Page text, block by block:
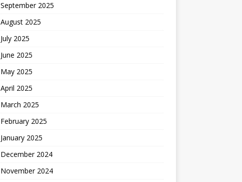
September 2025
August 2025
July 2025
June 2025
May 2025
April 2025
March 2025
February 2025
January 2025
December 2024
November 2024